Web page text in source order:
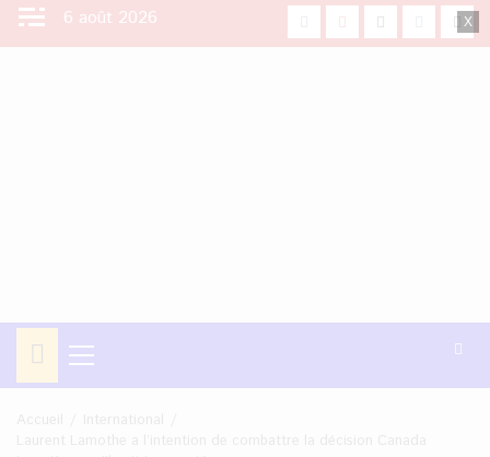
Aller
6 août 2026 facebookYoutube
X
Menu
principal